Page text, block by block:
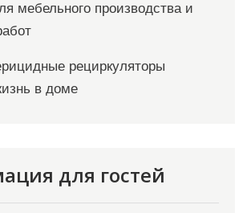
мебельного производства и
рециркуляторы
в доме
для гостей